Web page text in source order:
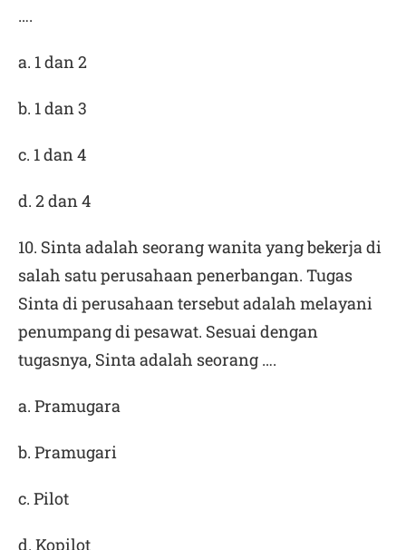
….
a. 1 dan 2
b. 1 dan 3
c. 1 dan 4
d. 2 dan 4
10. Sinta adalah seorang wanita yang bekerja di
salah satu perusahaan penerbangan. Tugas
Sinta di perusahaan tersebut adalah melayani
penumpang di pesawat. Sesuai dengan
tugasnya, Sinta adalah seorang ….
a. Pramugara
b. Pramugari
c. Pilot
d. Kopilot